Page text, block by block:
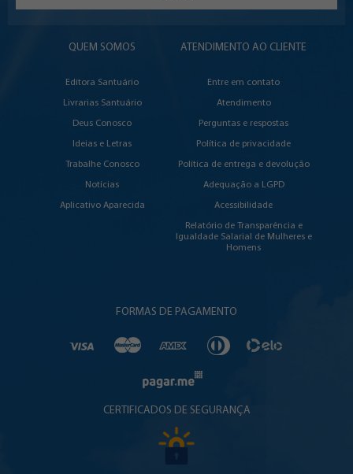
QUEM SOMOS
Editora Santuário
Livrarias Santuário
Deus Conosco
Ideias e Letras
Trabalhe Conosco
Notícias
Aplicativo Aparecida
ATENDIMENTO AO CLIENTE
Entre em contato
Atendimento
Perguntas e respostas
Política de privacidade
Política de entrega e devolução
Adequação a LGPD
Acessibilidade
Relatório de Transparência e
Igualdade Salarial de Mulheres e
Homens
FORMAS DE PAGAMENTO
CERTIFICADOS DE SEGURANÇA